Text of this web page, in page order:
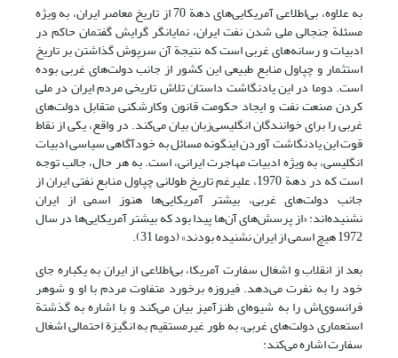
به علاوه، بی‌اطلاعی آمریکایی‌های دهة 70 از تاریخ معاصر ایران، به ویژه
مسئلة جنجالی ملی شدن نفت ایران، نمایانگر گرایش گفتمان حاکم در
ادبیات و رسانه‌های غربی است که نتیجة آن سرپوش گذاشتن بر تاریخ
استثمار و چپاول منابع طبیعی این کشور از جانب دولت‌های غربی بوده
است. دوما در این یادنگاشت داستان تلاش تاریخی مردم ایران در ملی
کردن صنعت نفت و ایجاد حکومت قانون وکارشکنی متقابل دولت‌های
غربی را برای خوانندگان انگلیسی‌زبان بیان می‌کند. در واقع، یکی از نقاط
قوت این یادنگاشت آوردن اینگونه مسائل به خودآگاهی سیاسی ادبیات
انگلیسی، به‌ ویژه ادبیات مهاجرت ایرانی، است. به هر حال، جالب توجه
است که در دهة 1970، علیرغم تاریخ طولانی چپاول منابع نفتی ایران از
جانب دولت‌های غربی، بیشتر آمریکایی‌ها هنوز اسمی از ایران
نشنیده‌اند: «از پرسش‌های آن‌ها پیدا بود که بیشتر آمریکایی‌ها در سال
1972 هیچ اسمی از ایران نشنیده بودند» (دوما 31).
بعد از انقلاب و اشغال سفارت آمریکا، بی‌اطلاعی از ایران به یکباره جای
خود را به نفرت می‌دهد. فیروزه برخورد متفاوت مردم با او و شوهر
فرانسوی‌اش را به شیوه‌ای طنزآمیز بیان می‌کند و با اشاره به گذشتة
استعماری دولت‌های غربی، به طور غیرمستقیم به انگیزة احتمالی اشغال
سفارت اشاره می‌کند: